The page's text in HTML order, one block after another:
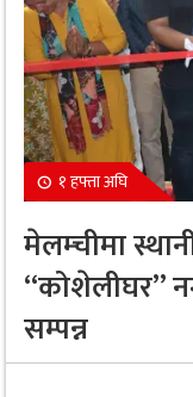
१ हफ्ता अघि
मेलम्चीमा
“कोशेलीघर”
सम्पन्न